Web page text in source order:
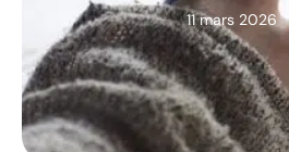
11 mars 2026